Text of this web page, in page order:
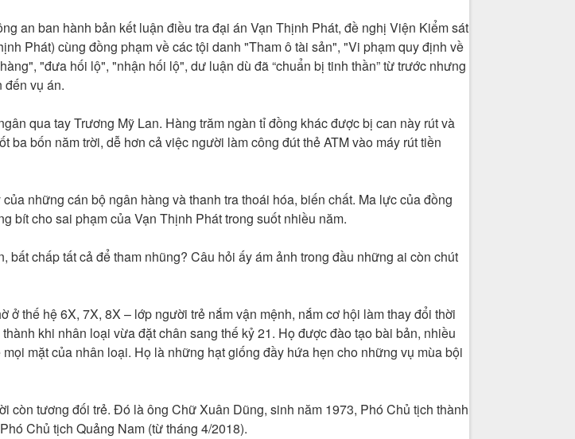
an ban hành bản kết luận điều tra đại án Vạn Thịnh Phát, đề nghị Viện Kiểm sát
Phát) cùng đồng phạm về các tội danh "Tham ô tài sản", "Vi phạm quy định về
"đưa hối lộ", "nhận hối lộ", dư luận dù đã “chuẩn bị tinh thần” từ trước nhưng
vụ án.
qua tay Trương Mỹ Lan. Hàng trăm ngàn tỉ đồng khác được bị can này rút và
bốn năm trời, dễ hơn cả việc người làm công đút thẻ ATM vào máy rút tiền
những cán bộ ngân hàng và thanh tra thoái hóa, biến chất. Ma lực của đồng
bít cho sai phạm của Vạn Thịnh Phát trong suốt nhiều năm.
bất chấp tất cả để tham nhũng? Câu hỏi ấy ám ảnh trong đầu những ai còn chút
thế hệ 6X, 7X, 8X – lớp người trẻ nắm vận mệnh, nắm cơ hội làm thay đổi thời
khi nhân loại vừa đặt chân sang thế kỷ 21. Họ được đào tạo bài bản, nhiều
mặt của nhân loại. Họ là những hạt giống đầy hứa hẹn cho những vụ mùa bội
còn tương đối trẻ. Đó là ông Chữ Xuân Dũng, sinh năm 1973, Phó Chủ tịch thành
Chủ tịch Quảng Nam (từ tháng 4/2018).